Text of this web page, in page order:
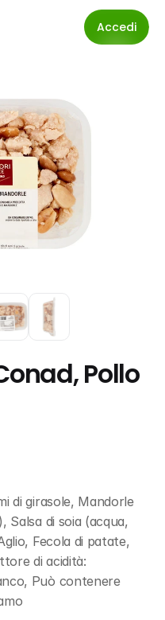
Accedi
Pollo
di girasole, Mandorle
Salsa di soia (acqua,
Fecola di patate,
di acidità:
Può contenere